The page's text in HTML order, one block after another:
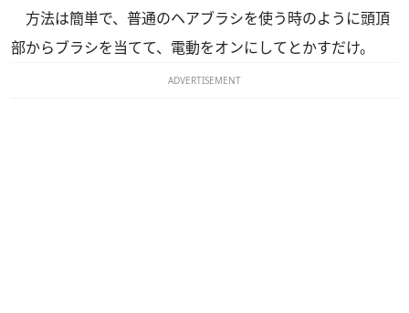
方法は簡単で、普通のヘアブラシを使う時のように頭頂
部からブラシを当てて、電動をオンにしてとかすだけ。
ADVERTISEMENT